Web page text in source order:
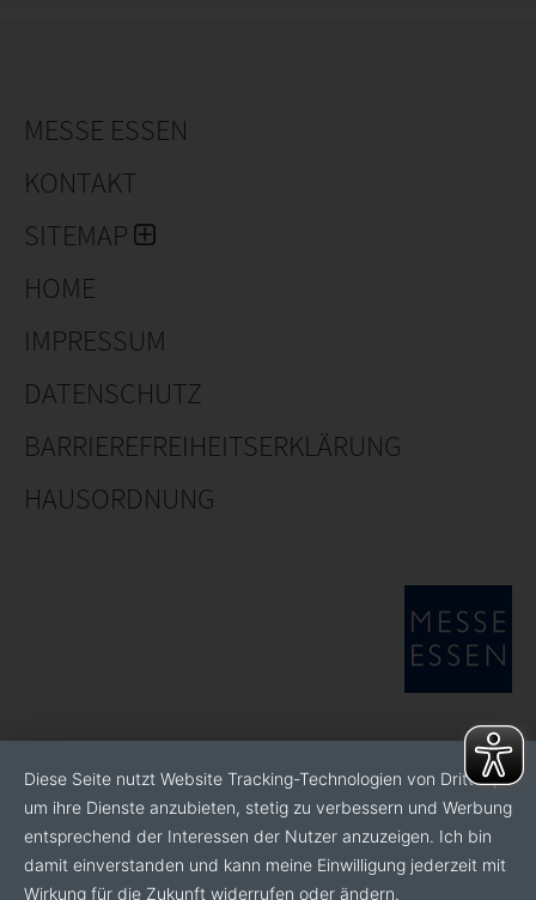
MESSE ESSEN
KONTAKT
SITEMAP
HOME
IMPRESSUM
DATENSCHUTZ
BARRIEREFREIHEITSERKLÄRUNG
HAUSORDNUNG
Diese Seite nutzt Website Tracking-Technologien von Dritten,
um ihre Dienste anzubieten, stetig zu verbessern und Werbung
entsprechend der Interessen der Nutzer anzuzeigen. Ich bin
damit einverstanden und kann meine Einwilligung jederzeit mit
Wirkung für die Zukunft widerrufen oder ändern.